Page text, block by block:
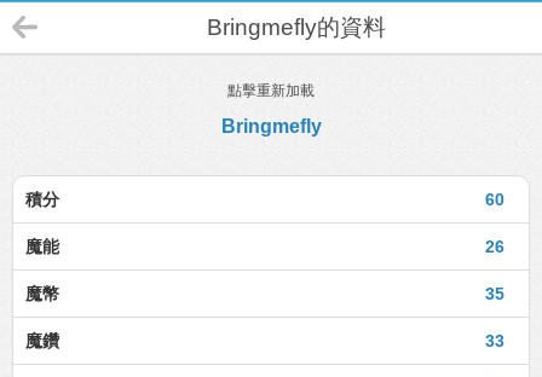
Bringmefly的資料
點擊重新加載
Bringmefly
60
積分
26
魔能
35
魔幣
33
魔鑽